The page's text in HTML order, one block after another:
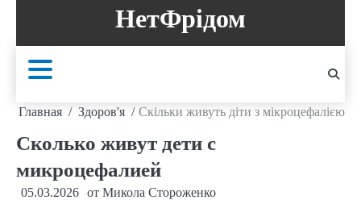
содержанию
НетФрідом
Главная Здоров'я Скільки живуть діти з мікроцефалією
Сколько живут дети с
микроцефалией
05.03.2026 от Микола Стороженко